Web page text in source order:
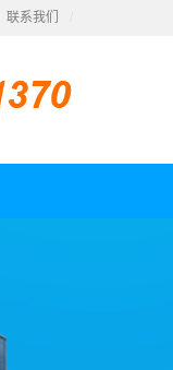
联系我们